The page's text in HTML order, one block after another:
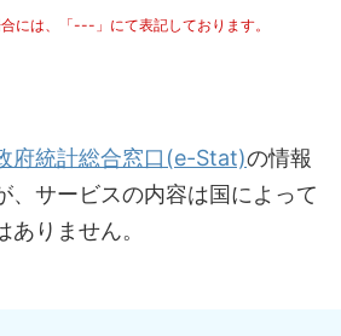
には、「---」にて表記しております。
府統計総合窓口(e-Stat)の情報
、サービスの内容は国によって
りません。